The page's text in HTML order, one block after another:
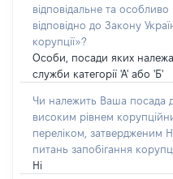
відповідальне та
відповідно до Закону
корупції»?
Особи, посади яких
служби категорії 'А' або 'Б'
Чи належить Ваша посада
високим рівнем
переліком, затвердженим
питань запобігання
Ні